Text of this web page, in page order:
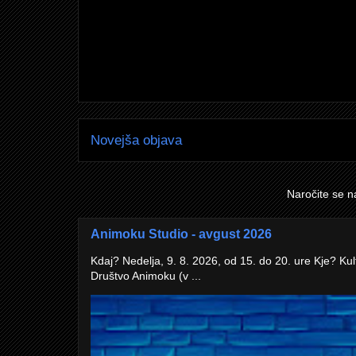
Novejša objava
Naročite se
Animoku Studio - avgust 2026
Kdaj? Nedelja, 9. 8. 2026, od 15. do 20. ure Kje?
Društvo Animoku (v ...